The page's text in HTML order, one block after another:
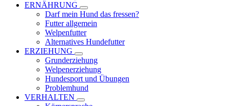
ERNÄHRUNG
Darf mein Hund das fressen?
Futter allgemein
Welpenfutter
Alternatives Hundefutter
ERZIEHUNG
Grunderziehung
Welpenerziehung
Hundesport und Übungen
Problemhund
VERHALTEN